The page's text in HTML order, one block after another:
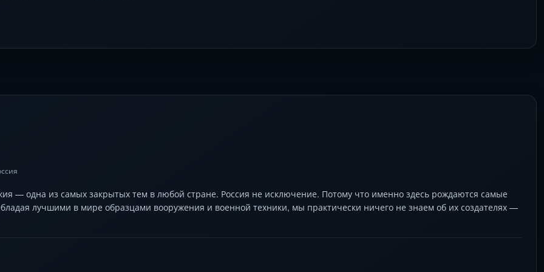
— одна из самых закрытых тем в любой стране. Россия не исключение. Потому что именно здесь рождаются самые
лучшими в мире образцами вооружения и военной техники, мы практически ничего не знаем об их создателях —